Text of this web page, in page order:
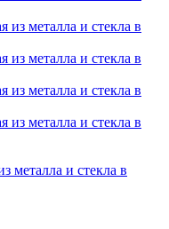
металла и стекла в